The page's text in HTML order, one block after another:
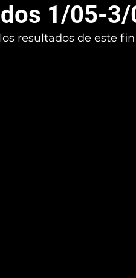
1/05-
resultados de este